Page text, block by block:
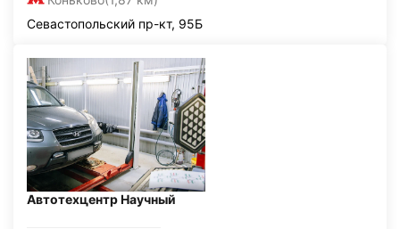
Севастопольский пр-кт, 95Б
Автотехцентр Научный